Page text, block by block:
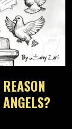
07
08